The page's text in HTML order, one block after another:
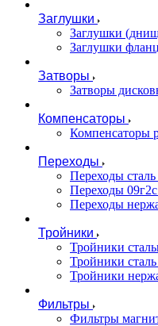
Заглушки
Заглушки
Заглушки
Затворы
Затворы
Компенсаторы
Компенсаторы
Переходы
Переходы сталь
Переходы 09г2с
Переходы
Тройники
Тройники
Тройники сталь
Тройники
Фильтры
Фильтры